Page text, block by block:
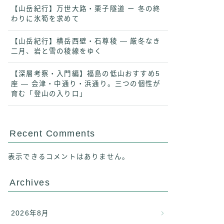
【山岳紀行】万世大路・栗子隧道 ー 冬の終
わりに氷筍を求めて
【山岳紀行】横岳西壁・石尊稜 ― 厳冬なき
二月、岩と雪の稜線をゆく
【深層考察・入門編】福島の低山おすすめ5
座 ― 会津・中通り・浜通り。三つの個性が
育む「登山の入り口」
Recent Comments
表示できるコメントはありません。
Archives
2026年8月